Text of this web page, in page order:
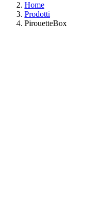
Home
Prodotti
PirouetteBox